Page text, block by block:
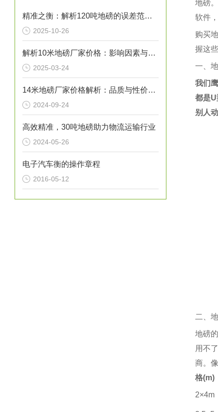
精准之衡：解析120吨地磅的误差范围与管理实践
2025-10-26
解析10米地磅厂家价格：影响因素与市场行情
2025-03-24
14米地磅厂家价格解析：品质与性价比的考量
2024-09-24
高效精准，30吨地磅助力物流运输行业
2024-05-26
电子汽车衡的操作章程
2016-05-12
地磅
软件
购买
握这
一、
我们
都是U
别人
二、
地磅
用不
商。
格(m)